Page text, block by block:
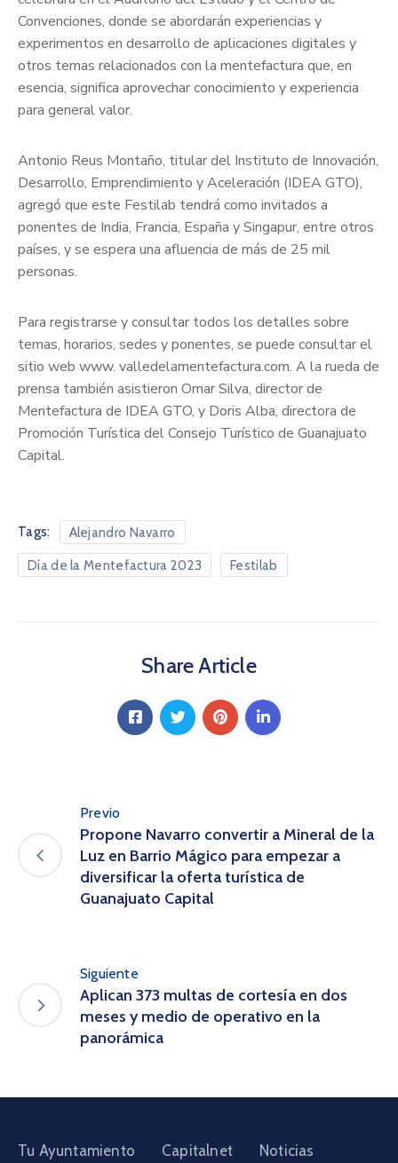
Convenciones, donde se abordarán experiencias y
experimentos en desarrollo de aplicaciones digitales y
otros temas relacionados con la mentefactura que, en
esencia, significa aprovechar conocimiento y experiencia
para general valor.
Antonio Reus Montaño, titular del Instituto de Innovación,
Desarrollo, Emprendimiento y Aceleración (IDEA GTO),
agregó que este Festilab tendrá como invitados a
ponentes de India, Francia, España y Singapur, entre otros
países, y se espera una afluencia de más de 25 mil
personas.
Para registrarse y consultar todos los detalles sobre
temas, horarios, sedes y ponentes, se puede consultar el
sitio web www. valledelamentefactura.com. A la rueda de
prensa también asistieron Omar Silva, director de
Mentefactura de IDEA GTO, y Doris Alba, directora de
Promoción Turística del Consejo Turístico de Guanajuato
Capital.
Tags: Alejandro Navarro
Día de la Mentefactura 2023 Festilab
Share Article
Previo
Propone Navarro convertir a Mineral de la
Luz en Barrio Mágico para empezar a
diversificar la oferta turística de
Guanajuato Capital
Siguiente
Aplican 373 multas de cortesía en dos
meses y medio de operativo en la
panorámica
Tu Ayuntamiento Capitalnet Noticias